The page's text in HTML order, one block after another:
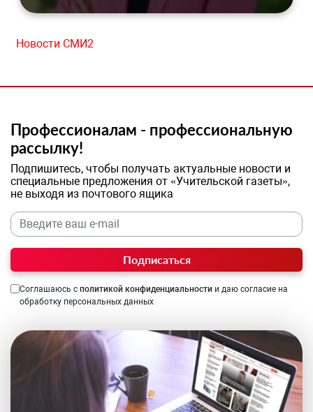
Новости СМИ2
Профессионалам - профессиональную
рассылку!
Подпишитесь, чтобы получать актуальные новости и
специальные предложения от «Учительской газеты»,
не выходя из почтового ящика
Подписаться
Соглашаюсь с политикой конфиденциальности и даю согласие на
обработку персональных данных